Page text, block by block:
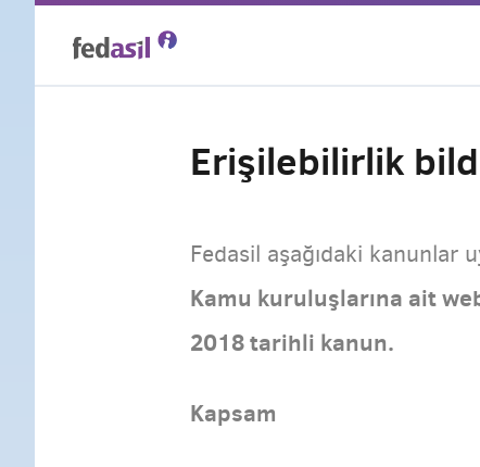
Erişilebilirlik
Fedasil aşağıdaki kanunlar
Kamu kuruluşlarına ait
2018 tarihli kanun.
Kapsam